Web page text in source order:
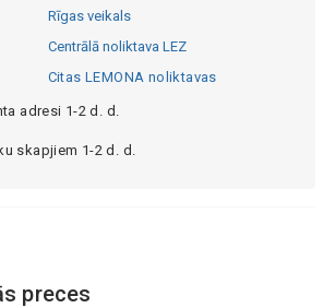
Rīgas veikals
Centrālā noliktava LEZ
Citas LEMONA noliktavas
adresi 1-2 d. d.
skapjiem 1-2 d. d.
preces